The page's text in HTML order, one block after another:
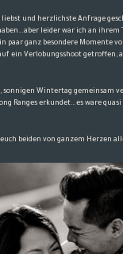
und herzlichste Anfrage
leider war ich an ihrem
paar ganz besondere Momente
ein Verlobungsshoot getroffen,
sonnigen Wintertag gemeinsam
Ranges erkundet…es ware
beiden von ganzem Herzen